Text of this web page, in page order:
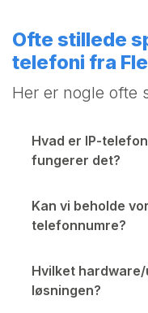
Ofte stillede
telefoni fra
Her er nogle ofte
Hvad er IP-
fungerer det?
Kan vi beholde
telefonnumre?
Hvilket
løsningen?